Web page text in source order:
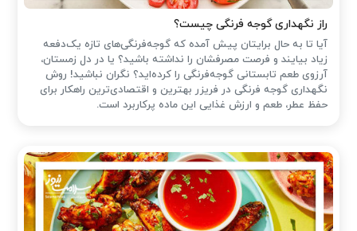
راز نگهداری گوجه فرنگی چیست؟
آیا تا به حال برایتان پیش آمده که گوجه‌فرنگی‌های تازه یک‌دفعه
زیاد بیایند و فرصت مصرفشان را نداشته باشید؟ یا در دل زمستان،
آرزوی طعم تابستانی گوجه‌فرنگی را کرده‌اید؟ نگران نباشید! روش
نگهداری گوجه فرنگی در فریزر بهترین و اقتصادی‌ترین راهکار برای
حفظ عطر، طعم و ارزش غذایی این ماده پرکاربرد است.